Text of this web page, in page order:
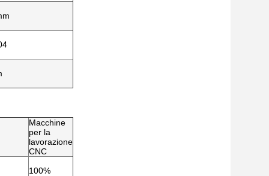
Macchine
per la
lavorazione
CNC
100%